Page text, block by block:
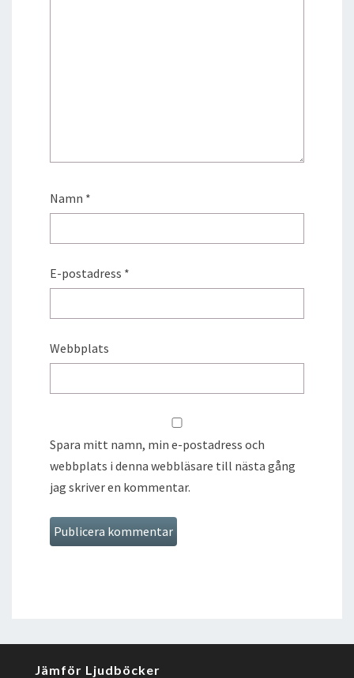
Namn *
E-postadress *
Webbplats
Spara mitt namn, min e-postadress och
webbplats i denna webbläsare till nästa gång
jag skriver en kommentar.
Jämför Ljudböcker